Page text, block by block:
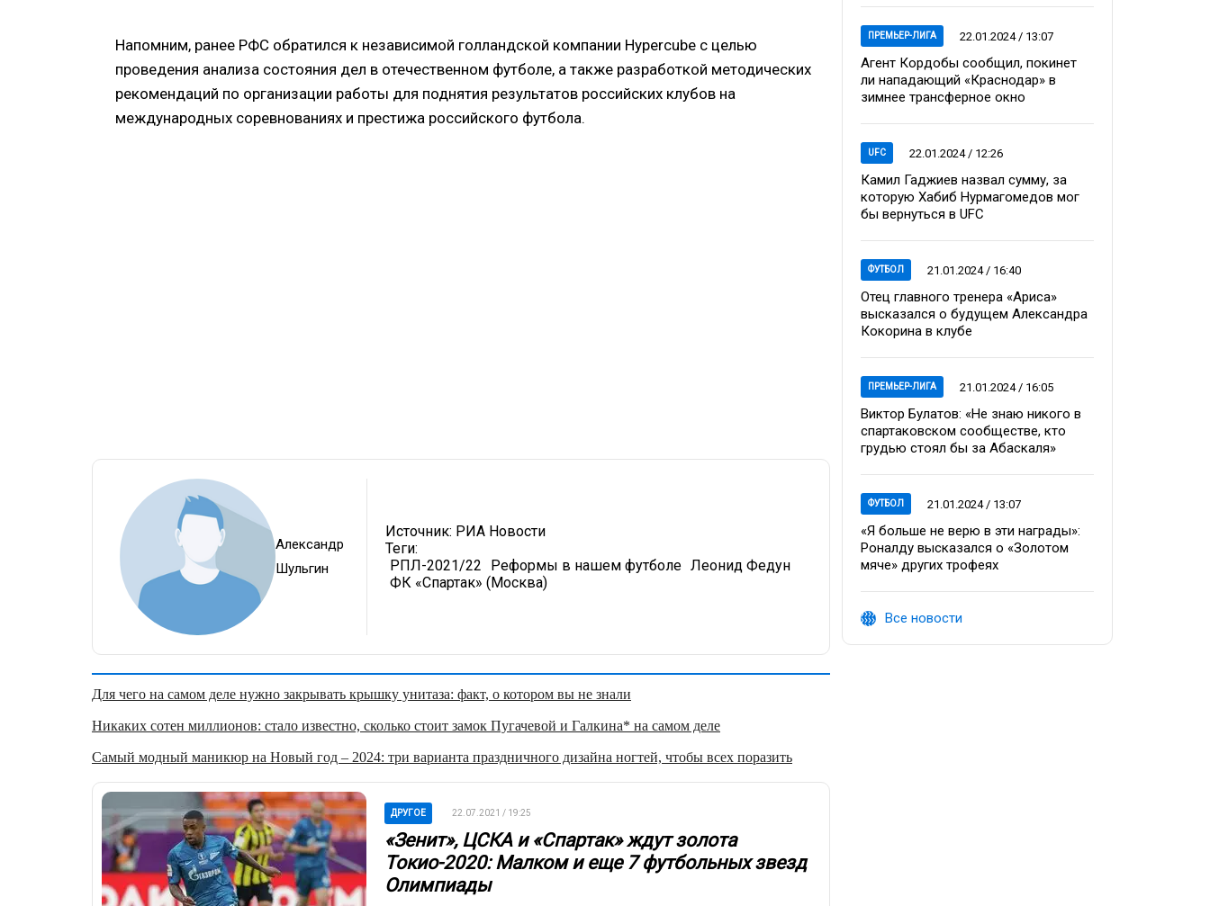
Напомним, ранее РФС обратился к независимой голландской компании Hypercube с целью
проведения анализа состояния дел в отечественном футболе, а также разработкой методических
рекомендаций по организации работы для поднятия результатов российских клубов на
международных соревнованиях и престижа российского футбола.
Александр
Шульгин
Источник: РИА Новости
Теги:
РПЛ-2021/22
Реформы в нашем футболе Леонид Федун
ФК «Спартак» (Москва)
Для чего на самом деле нужно закрывать крышку унитаза: факт, о котором вы не знали
Никаких сотен миллионов: стало известно, сколько стоит замок Пугачевой и Галкина* на самом деле
Самый модный маникюр на Новый год – 2024: три варианта праздничного дизайна ногтей, чтобы всех поразить
ДРУГОЕ 22.07.2021 / 19:25
«Зенит», ЦСКА и «Спартак» ждут золота
Токио-2020: Малком и еще 7 футбольных звезд
Олимпиады
ПРЕМЬЕР-ЛИГА 22.01.2024 / 13:07
Агент Кордобы сообщил, покинет
ли нападающий «Краснодар» в
зимнее трансферное окно
UFC 22.01.2024 / 12:26
Камил Гаджиев назвал сумму, за
которую Хабиб Нурмагомедов мог
бы вернуться в UFC
ФУТБОЛ 21.01.2024 / 16:40
Отец главного тренера «Ариса»
высказался о будущем Александра
Кокорина в клубе
ПРЕМЬЕР-ЛИГА 21.01.2024 / 16:05
Виктор Булатов: «Не знаю никого в
спартаковском сообществе, кто
грудью стоял бы за Абаскаля»
ФУТБОЛ 21.01.2024 / 13:07
«Я больше не верю в эти награды»:
Роналду высказался о «Золотом
мяче» других трофеях
Все новости